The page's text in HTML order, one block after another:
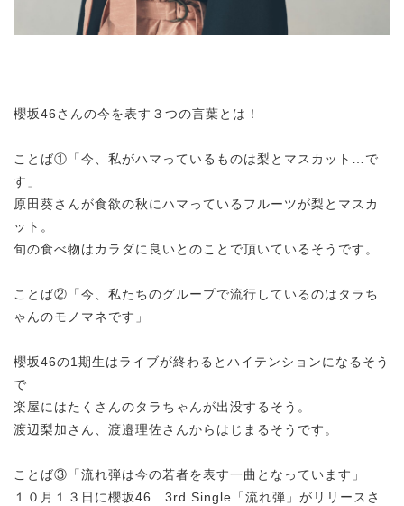
櫻坂46さんの今を表す３つの言葉とは！
ことば①「今、私がハマっているものは梨とマスカット…で
す」
原田葵さんが食欲の秋にハマっているフルーツが梨とマスカ
ット。
旬の食べ物はカラダに良いとのことで頂いているそうです。
ことば②「今、私たちのグループで流行しているのはタラち
ゃんのモノマネです」
櫻坂46の1期生はライブが終わるとハイテンションになるそう
で
楽屋にはたくさんのタラちゃんが出没するそう。
渡辺梨加さん、渡邉理佐さんからはじまるそうです。
ことば③「流れ弾は今の若者を表す一曲となっています」
１０月１３日に櫻坂46 3rd Single「流れ弾」がリリースさ